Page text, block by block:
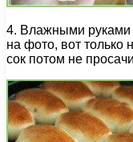
4. Влажными руками
на фото, вот
сок потом не